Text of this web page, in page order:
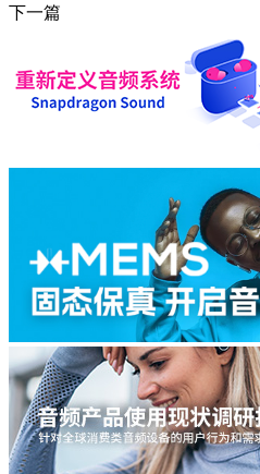
下一篇